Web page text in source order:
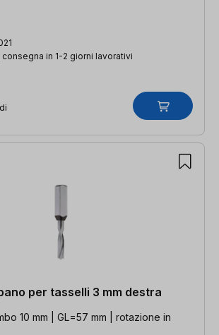
consegna in 1-2 giorni lavorativi
per tasselli 3 mm destra
10 mm | GL=57 mm | rotazione in